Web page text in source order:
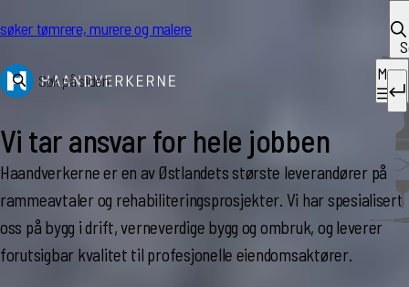
tømrere, murere og malere
Meny
Søk etter:
Vi tar ansvar for hele jobben
Haandverkerne er en av Østlandets største leverandører på
rammeavtaler og rehabiliteringsprosjekter. Vi har spesialisert
oss på bygg i drift, verneverdige bygg og ombruk, og leverer
forutsigbar kvalitet til profesjonelle eiendomsaktører.